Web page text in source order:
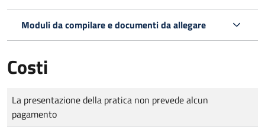
Moduli da compilare e documenti da allegare
Costi
Tipo di pagamento
Importo
La presentazione della pratica non prevede alcun
pagamento